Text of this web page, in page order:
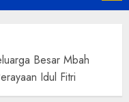
Besar Mbah
Idul Fitri